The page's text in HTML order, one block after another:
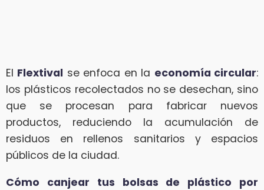
El Flextival se enfoca en la economía circular:
los plásticos recolectados no se desechan, sino
que se procesan para fabricar nuevos
productos, reduciendo la acumulación de
residuos en rellenos sanitarios y espacios
públicos de la ciudad.
Cómo canjear tus bolsas de plástico por